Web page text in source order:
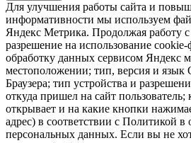
Для улучшения работы сайта и
информативности мы используем
Яндекс Метрика. Продолжая работу
разрешение на использование
обработку данных сервисом Яндекс
местоположении; тип, версия и язык
Браузера; тип устройства и
откуда пришел на сайт
открывает и на какие кнопки
адрес) в соответствии с Политикой
персональных данных. Если вы не